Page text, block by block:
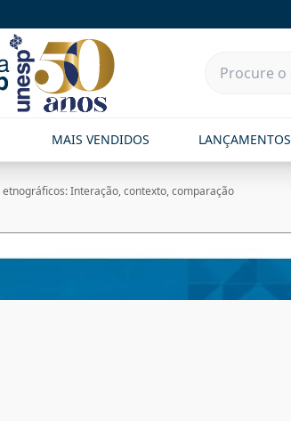
MAIS VENDIDOS LANÇAMENTOS
etnográficos: Interação, contexto, comparação